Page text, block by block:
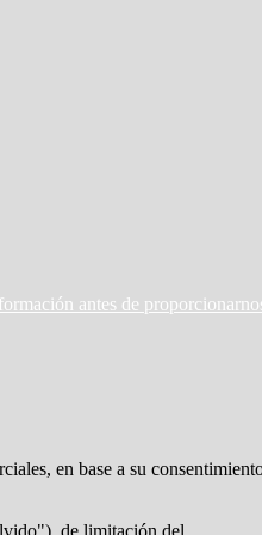
antes de
en base a su